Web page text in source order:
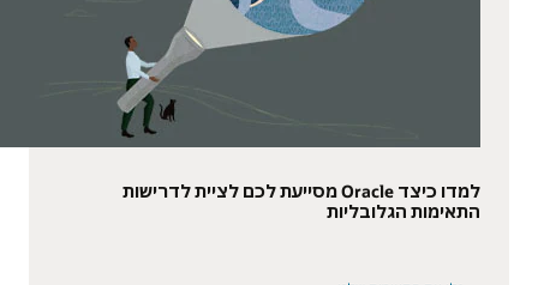
למדו כיצד Oracle מסייעת לכם לציית לדרישות
התאימות הגלובליות